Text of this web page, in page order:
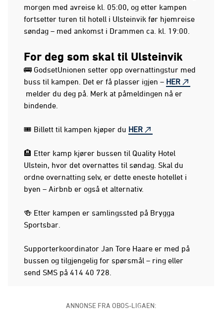
morgen med avreise kl. 05:00, og etter kampen
fortsetter turen til hotell i Ulsteinvik før hjemreise
søndag – med ankomst i Drammen ca. kl. 19:00.
For deg som skal til Ulsteinvik
🚌 GodsetUnionen setter opp overnattingstur med
buss til kampen. Det er få plasser igjen – HER
melder du deg på. Merk at påmeldingen nå er
bindende.
🎟️ Billett til kampen kjøper du HER
🏨 Etter kamp kjører bussen til Quality Hotel
Ulstein, hvor det overnattes til søndag. Skal du
ordne overnatting selv, er dette eneste hotellet i
byen – Airbnb er også et alternativ.
🍻 Etter kampen er samlingssted på Brygga
Sportsbar.
Supporterkoordinator Jan Tore Haare er med på
bussen og tilgjengelig for spørsmål – ring eller
send SMS på 414 40 728.
ANNONSE FRA OBOS-LIGAEN: